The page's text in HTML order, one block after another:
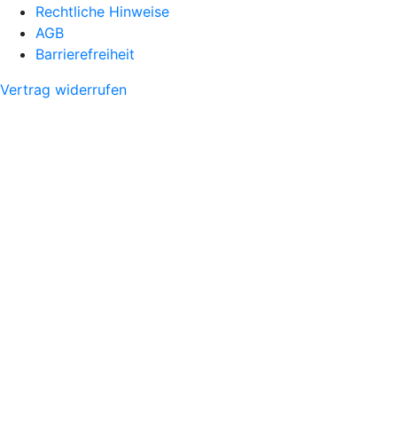
Rechtliche Hinweise
AGB
Barrierefreiheit
Vertrag widerrufen